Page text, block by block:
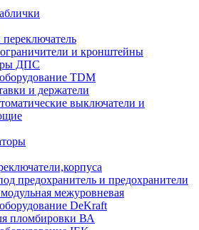
и кронштейны
ДПС
TDM
и держатели
выключатели и
предохранитель и предохранители
межуровневая
DeKraft
пломбировки ВА